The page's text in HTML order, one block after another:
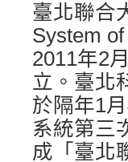
臺北聯合
System
2011年2
立。臺北
於隔年1
系統第三
成「臺北